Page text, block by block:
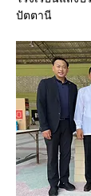
ปัตตานี